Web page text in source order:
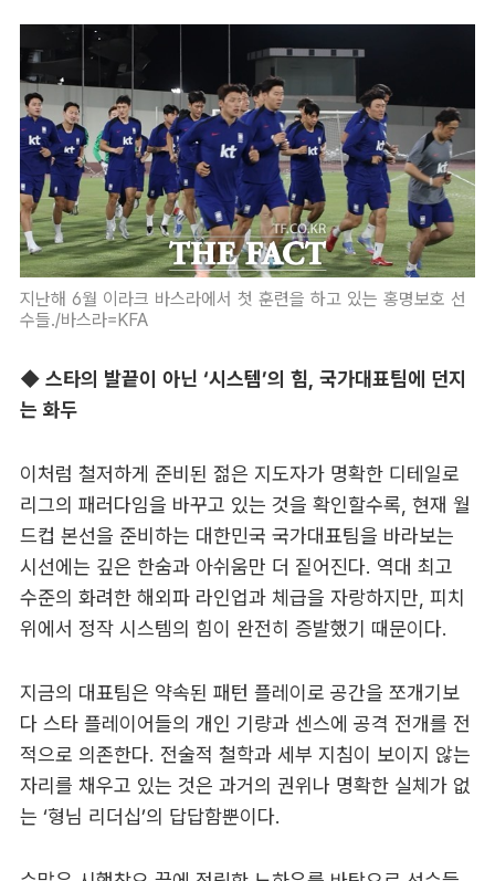
지난해 6월 이라크 바스라에서 첫 훈련을 하고 있는 홍명보호 선
수들./바스라=KFA
◆ 스타의 발끝이 아닌 ‘시스템’의 힘, 국가대표팀에 던지
는 화두
이처럼 철저하게 준비된 젊은 지도자가 명확한 디테일로
리그의 패러다임을 바꾸고 있는 것을 확인할수록, 현재 월
드컵 본선을 준비하는 대한민국 국가대표팀을 바라보는
시선에는 깊은 한숨과 아쉬움만 더 짙어진다. 역대 최고
수준의 화려한 해외파 라인업과 체급을 자랑하지만, 피치
위에서 정작 시스템의 힘이 완전히 증발했기 때문이다.
지금의 대표팀은 약속된 패턴 플레이로 공간을 쪼개기보
다 스타 플레이어들의 개인 기량과 센스에 공격 전개를 전
적으로 의존한다. 전술적 철학과 세부 지침이 보이지 않는
자리를 채우고 있는 것은 과거의 권위나 명확한 실체가 없
는 ‘형님 리더십’의 답답함뿐이다.